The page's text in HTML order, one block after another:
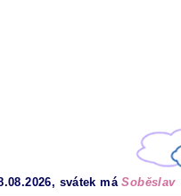
svátek máSoběslav